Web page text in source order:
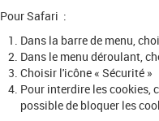
Pour Safari :
Dans la barre de menu,
Dans le menu déroulant,
Choisir l'icône « Sécurité »
Pour interdire les cookies,
possible de bloquer les